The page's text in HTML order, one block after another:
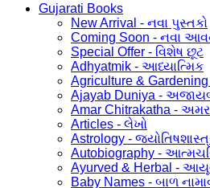
Gujarati Books
New Arrival - નવા પુસ્તકો
Coming Soon - નવા
Special Offer - વિશેષ છૂટ
Adhyatmik - આધ્યાત્મિક
Agriculture &
Ajayab Duniya -
Amar Chitrakatha -
Articles - લેખો
Astrology -
Autobiography -
Ayurved & Herbal -
Baby Names - બાળ